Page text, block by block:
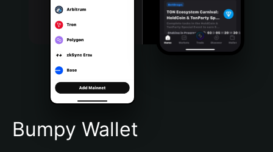
Bahasa Indonesia
Português (Brasil)
Español (Argentina)
Bumpy Wallet